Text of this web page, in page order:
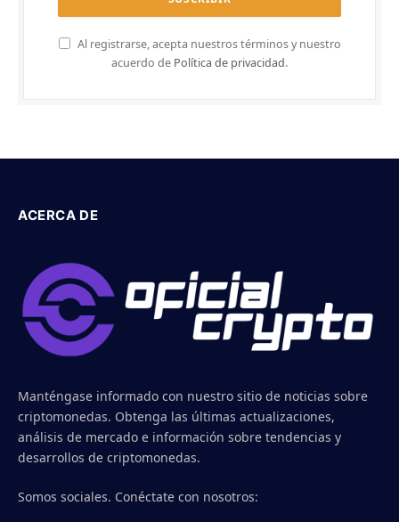
Al registrarse, acepta nuestros términos y nuestro
acuerdo de Política de privacidad.
ACERCA DE
Manténgase informado con nuestro sitio de noticias sobre
criptomonedas. Obtenga las últimas actualizaciones,
análisis de mercado e información sobre tendencias y
desarrollos de criptomonedas.
Somos sociales. Conéctate con nosotros: